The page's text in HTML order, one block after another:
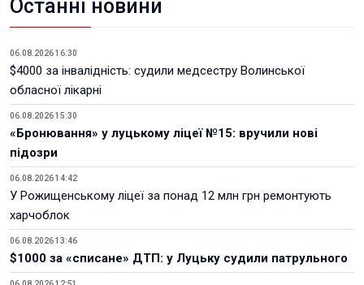
Останні новини
06.08.2026 16:30
$4000 за інвалідність: судили медсестру Волинської
обласної лікарні
06.08.2026 15:30
«Бронювання» у луцькому ліцеї №15: вручили нові
підозри
06.08.2026 14:42
У Рожищенському ліцеї за понад 12 млн грн ремонтують
харчоблок
06.08.2026 13:46
$1000 за «списане» ДТП: у Луцьку судили патрульного